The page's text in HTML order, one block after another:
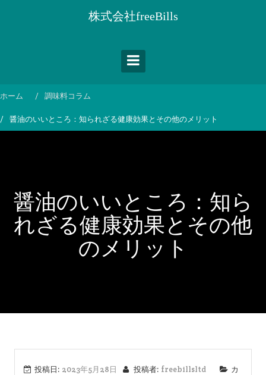
ス
ッ
株式会社freeBills
ホーム 調味料コラム
醤油のいいところ：知られざる健康効果とその他のメリット
醤油のいいところ：知ら
れざる健康効果とその他
のメリット
投稿日: 2023年5月28日 投稿者: freebillsltd
カ